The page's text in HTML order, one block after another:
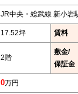
JR中央・総武線 新小岩
17.52坪 賃料
2階
敷金/
保証金
0万円